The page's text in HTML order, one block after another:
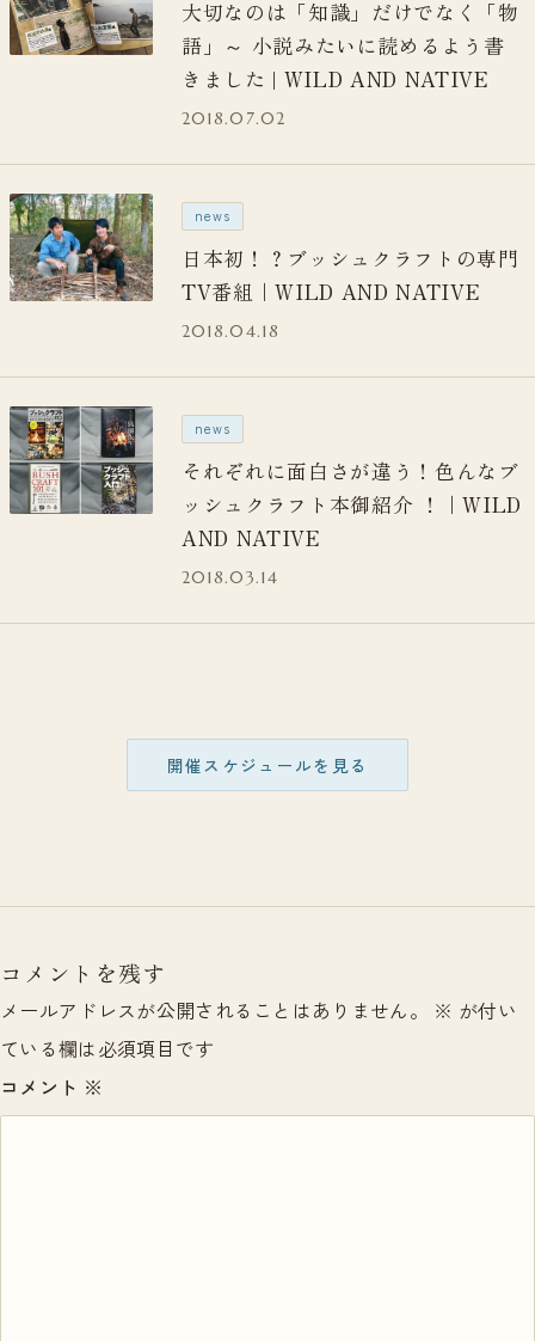
大切なのは「知識」だけでなく「物
語」～ 小説みたいに読めるよう書
きました | WILD AND NATIVE
2018.07.02
news
日本初！？ブッシュクラフトの専門
TV番組｜WILD AND NATIVE
2018.04.18
news
それぞれに面白さが違う！色んなブ
ッシュクラフト本御紹介 ！｜WILD
AND NATIVE
2018.03.14
開催スケジュールを見る
コメントを残す
メールアドレスが公開されることはありません。 ※ が付い
ている欄は必須項目です
コメント ※